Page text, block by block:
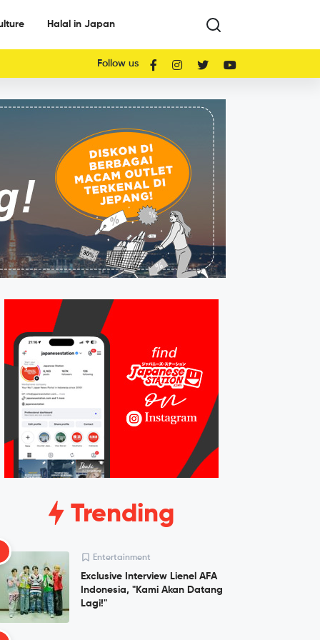
Halal in Japan
Follow us
Trending
Entertainment
Exclusive Interview Lienel AFA
Indonesia, "Kami Akan Datang
Lagi!"